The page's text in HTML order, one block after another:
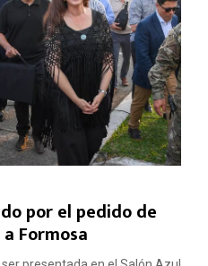
por el pedido de
Formosa